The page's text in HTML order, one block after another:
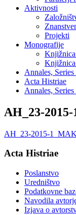
Aktivnosti
Projekti
Monografije
Annales,
Acta Histriae
Annales,
AH_23-
AH_23-2015-
Acta Histriae
Poslanstvo
Uredništvo
Podatkovne
Navodila
Izjava o